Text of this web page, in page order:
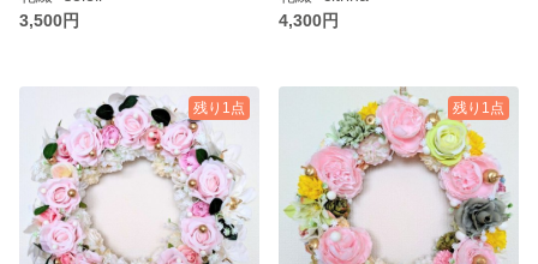
3,500円
4,300円
残り1点 残り1点